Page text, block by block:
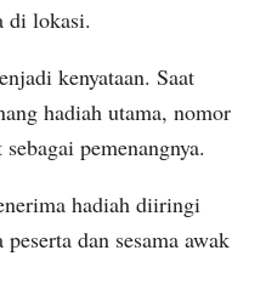
di lokasi.
kenyataan. Saat
hadiah utama, nomor
pemenangnya.
hadiah diiringi
dan sesama awak